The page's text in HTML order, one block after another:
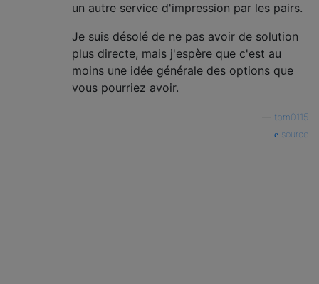
un autre service d'impression par les pairs.
Je suis désolé de ne pas avoir de solution
plus directe, mais j'espère que c'est au
moins une idée générale des options que
vous pourriez avoir.
tbm0115
source